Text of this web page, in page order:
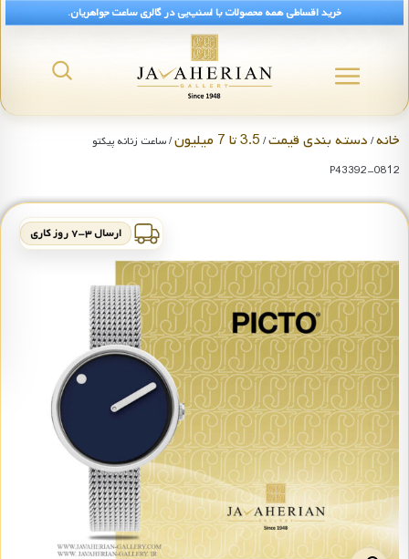
خرید اقساطی همه محصولات با اسنپ‌پی در گالری ساعت جواهریان.
خانه/ دسته بندی قیمت/ 3.5 تا 7 میلیون
/ ساعت زنانه پیکتو
P43392-0812
ارسال ۳-۷ روز کاری